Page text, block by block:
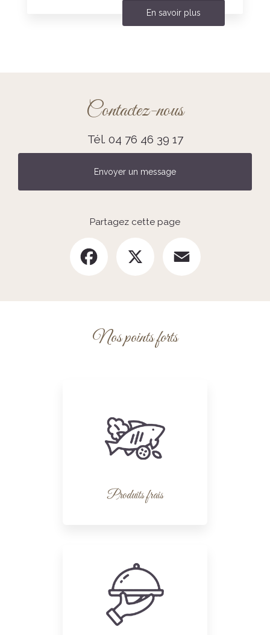
En savoir plus
Contactez-nous
Tél. 04 76 46 39 17
Envoyer un message
Partagez cette page
Nos points forts
Produits frais